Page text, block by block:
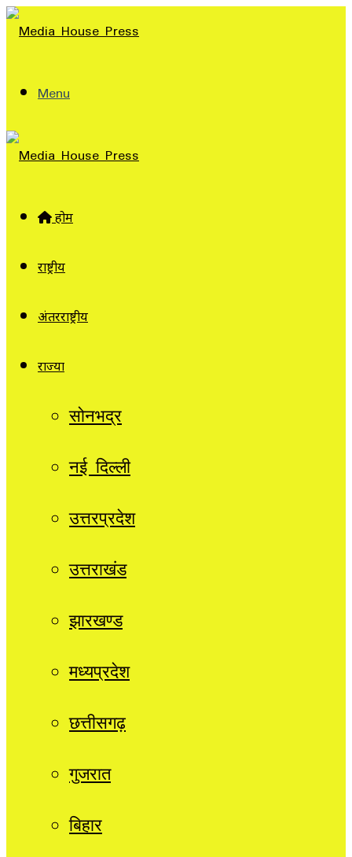
Menu
होम
राष्ट्रीय
अंतरराष्ट्रीय
राज्यों
सोनभद्र
नई दिल्ली
उत्तरप्रदेश
उत्तराखंड
झारखण्ड
मध्यप्रदेश
छत्तीसगढ़
गुजरात
बिहार